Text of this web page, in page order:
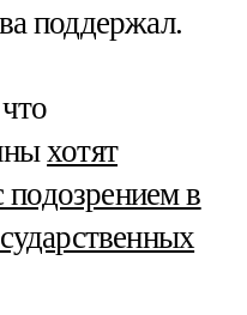
поддержал.
хотят
подозрением в